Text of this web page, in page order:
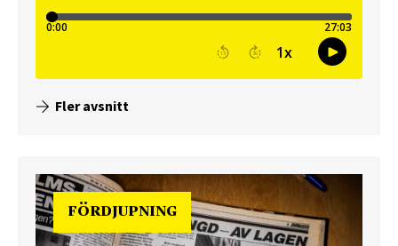
Fler avsnitt
FÖRDJUPNING